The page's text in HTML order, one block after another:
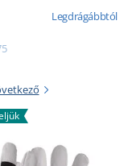
Legdrágábbtól